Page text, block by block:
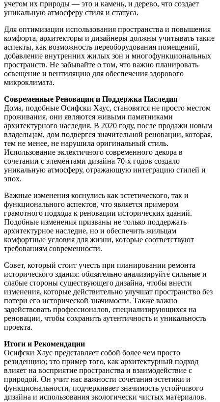
учетом их природы — это и камень, и дерево, что создает
уникальную атмосферу стиля и статуса.
Для оптимизации использования пространства и повышения
комфорта, архитекторы и дизайнеры должны учитывать такие
аспекты, как возможность переоборудования помещений,
добавление внутренних жилых зон и многофункциональных
пространств. Не забывайте о том, что важно планировать
освещение и вентиляцию для обеспечения здорового
микроклимата.
Современные Реновации и Поддержка Наследия
Дома, подобные Осифски Хаус, становятся не просто местом
проживания, они являются живыми памятниками
архитектурного наследия. В 2020 году, после продажи новым
владельцам, дом подвергся значительной реновации, которая,
тем не менее, не нарушила оригинальный стиль.
Использование эклектичного современного декора в
сочетании с элементами дизайна 70-х годов создало
уникальную атмосферу, отражающую интеграцию стилей и
эпох.
Важные изменения коснулись как эстетического, так и
функционального аспектов, что является примером
грамотного подхода к реновации исторических зданий.
Подобные изменения призваны не только поддержать
архитектурное наследие, но и обеспечить жильцам
комфортные условия для жизни, которые соответствуют
требованиям современности.
Совет, который стоит учесть при планировании ремонта
исторического здания: обязательно анализируйте сильные и
слабые стороны существующего дизайна, чтобы внести
изменения, которые действительно улучшат пространство без
потери его исторической значимости. Также важно
задействовать профессионалов, специализирующихся на
реновации, чтобы сохранить аутентичность и уникальность
проекта.
Итоги и Рекомендации
Осифски Хаус представляет собой более чем просто
резиденцию; это пример того, как архитектурный подход
влияет на восприятие пространства и взаимодействие с
природой. Он учит нас важности сочетания эстетики и
функциональности, подчеркивает значимость устойчивого
дизайна и использования экологически чистых материалов.